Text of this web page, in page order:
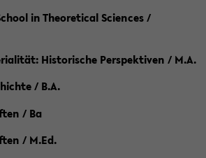
in Theoretical Sciences /
Historische Perspektiven / M.A.
/ B.A.
/ Ba
/ M.Ed.